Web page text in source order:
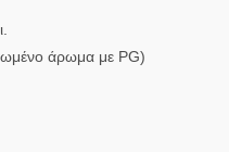
άρωμα με PG)